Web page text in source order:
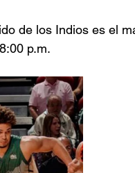
de los Indios es el
p.m.